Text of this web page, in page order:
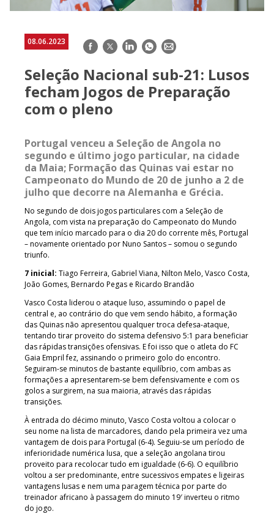
08.06.2023 Facebook
TwitterLinkedInWhatsApp
E-
Seleção Nacional sub-21: Lusos
fecham Jogos de Preparação
com o pleno
Portugal venceu a Seleção de Angola no
segundo e último jogo particular, na cidade
da Maia; Formação das Quinas vai estar no
Campeonato do Mundo de 20 de junho a 2 de
julho que decorre na Alemanha e Grécia.
No segundo de dois jogos particulares com a Seleção de
Angola, com vista na preparação do Campeonato do Mundo
que tem início marcado para o dia 20 do corrente mês, Portugal
– novamente orientado por Nuno Santos – somou o segundo
triunfo.
7 inicial: Tiago Ferreira, Gabriel Viana, Nilton Melo, Vasco Costa,
João Gomes, Bernardo Pegas e Ricardo Brandão
Vasco Costa liderou o ataque luso, assumindo o papel de
central e, ao contrário do que vem sendo hábito, a formação
das Quinas não apresentou qualquer troca defesa-ataque,
tentando tirar proveito do sistema defensivo 5:1 para beneficiar
das rápidas transições ofensivas. E foi isso que o atleta do FC
Gaia Empril fez, assinando o primeiro golo do encontro.
Seguiram-se minutos de bastante equilíbrio, com ambas as
formações a apresentarem-se bem defensivamente e com os
golos a surgirem, na sua maioria, através das rápidas
transições.
À entrada do décimo minuto, Vasco Costa voltou a colocar o
seu nome na lista de marcadores, dando pela primeira vez uma
vantagem de dois para Portugal (6-4). Seguiu-se um período de
inferioridade numérica lusa, que a seleção angolana tirou
proveito para recolocar tudo em igualdade (6-6). O equilíbrio
voltou a ser predominante, entre sucessivos empates e ligeiras
vantagens lusas e nem uma paragem técnica por parte do
treinador africano à passagem do minuto 19′ inverteu o ritmo
do jogo.